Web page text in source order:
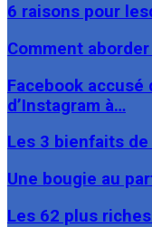
6 raisons pour
Comment
Facebook
d’Instagram à…
Les 3 bienfaits
Une bougie au
Les 62 plus